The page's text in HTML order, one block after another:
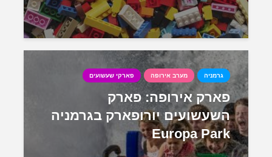
גרמניה מערב אירופה פארקי שעשועים
פארק אירופה: פארק
השעשועים יורופארק בגרמניה
Europa Park